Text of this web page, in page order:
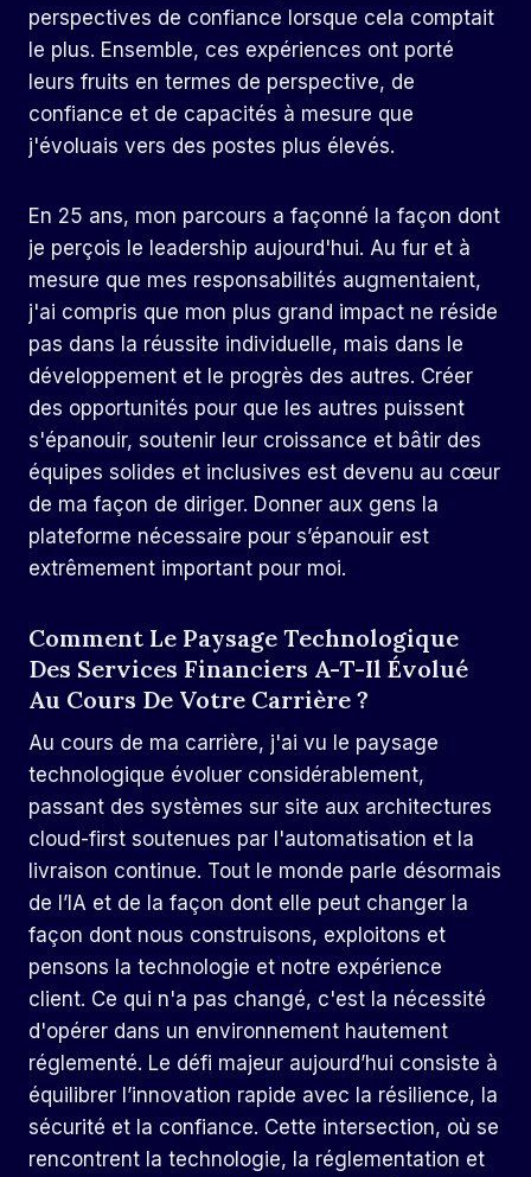
perspectives de confiance lorsque cela comptait
le plus. Ensemble, ces expériences ont porté
leurs fruits en termes de perspective, de
confiance et de capacités à mesure que
j'évoluais vers des postes plus élevés.
En 25 ans, mon parcours a façonné la façon dont
je perçois le leadership aujourd'hui. Au fur et à
mesure que mes responsabilités augmentaient,
j'ai compris que mon plus grand impact ne réside
pas dans la réussite individuelle, mais dans le
développement et le progrès des autres. Créer
des opportunités pour que les autres puissent
s'épanouir, soutenir leur croissance et bâtir des
équipes solides et inclusives est devenu au cœur
de ma façon de diriger. Donner aux gens la
plateforme nécessaire pour s’épanouir est
extrêmement important pour moi.
Comment Le Paysage Technologique
Des Services Financiers A-T-Il Évolué
Au Cours De Votre Carrière ?
Au cours de ma carrière, j'ai vu le paysage
technologique évoluer considérablement,
passant des systèmes sur site aux architectures
cloud-first soutenues par l'automatisation et la
livraison continue. Tout le monde parle désormais
de l’IA et de la façon dont elle peut changer la
façon dont nous construisons, exploitons et
pensons la technologie et notre expérience
client. Ce qui n'a pas changé, c'est la nécessité
d'opérer dans un environnement hautement
réglementé. Le défi majeur aujourd’hui consiste à
équilibrer l’innovation rapide avec la résilience, la
sécurité et la confiance. Cette intersection, où se
rencontrent la technologie, la réglementation et